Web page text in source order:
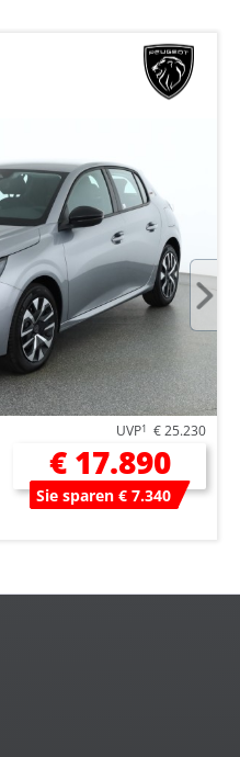
UVP1 € 25.230
€ 17.890
Sie sparen € 7.340